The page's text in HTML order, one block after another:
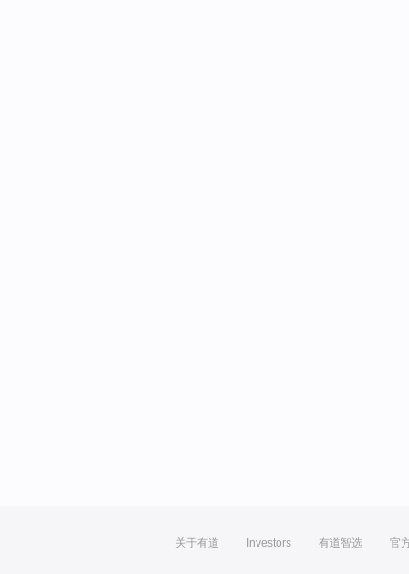
关于有道 Investors 有道智选 官